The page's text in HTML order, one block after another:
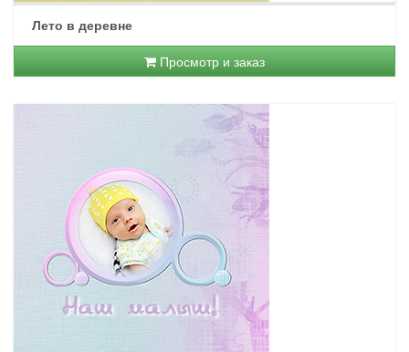
Лето в деревне
Просмотр и заказ